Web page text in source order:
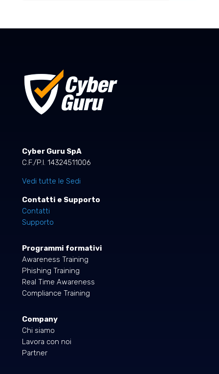
Cyber Guru SpA
C.F./P.I. 14324511006
Vedi tutte le Sedi
Contatti e Supporto
Contatti
Supporto
Programmi formativi
Awareness Training
Phishing Training
Real Time Awareness
Compliance Training
Company
Chi siamo
Lavora con noi
Partner